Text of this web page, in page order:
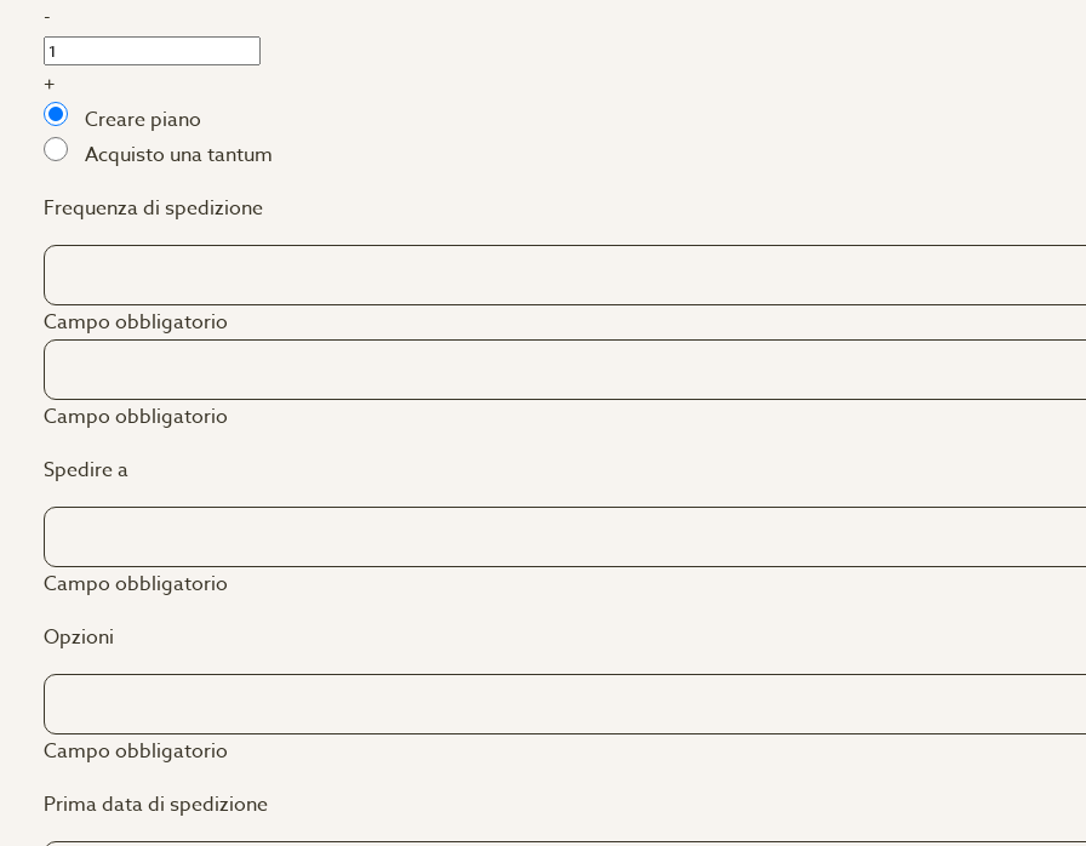
-
+
Creare piano
Acquisto una tantum
Frequenza di spedizione
Campo obbligatorio
Campo obbligatorio
Spedire a
Campo obbligatorio
Opzioni
Campo obbligatorio
Prima data di spedizione